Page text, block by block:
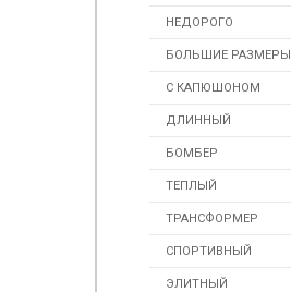
НЕДОРОГО
БОЛЬШИЕ РАЗМЕРЫ
С КАПЮШОНОМ
ДЛИННЫЙ
БОМБЕР
ТЕПЛЫЙ
ТРАНСФОРМЕР
СПОРТИВНЫЙ
ЭЛИТНЫЙ